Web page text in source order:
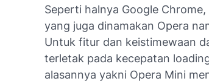
Seperti halnya Google
yang juga dinamakan Opera
Untuk fitur dan keistimewaan
terletak pada kecepatan
alasannya yakni Opera Mini